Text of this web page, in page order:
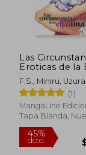
Las
Eroticas de la
ama de Casa
F.S., Miniru,
Shougeki No
Qutouten,
Himenogami,
(1)
MangaLine
Tapa Blanda,